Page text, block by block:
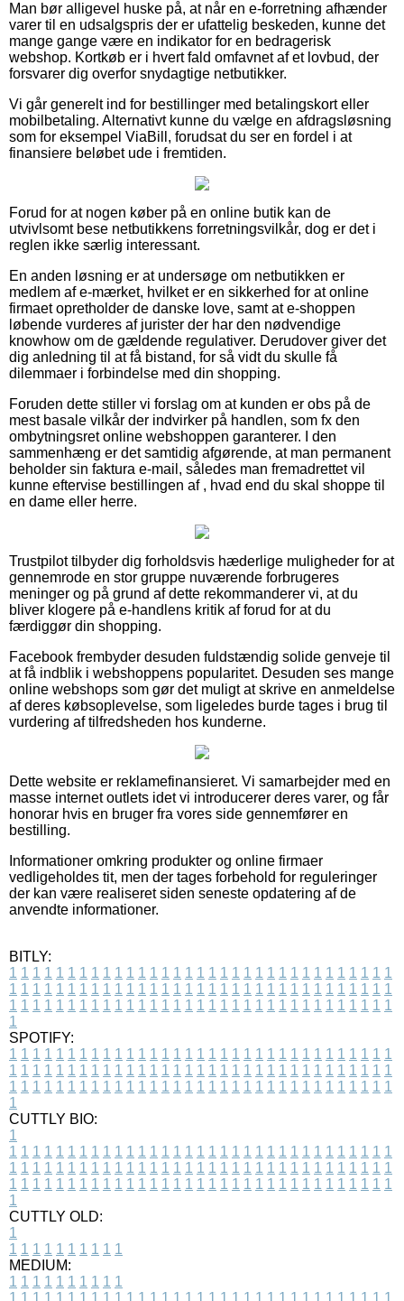
Man bør alligevel huske på, at når en e-forretning afhænder
varer til en udsalgspris der er ufattelig beskeden, kunne det
mange gange være en indikator for en bedragerisk
webshop. Kortkøb er i hvert fald omfavnet af et lovbud, der
forsvarer dig overfor snydagtige netbutikker.
Vi går generelt ind for bestillinger med betalingskort eller
mobilbetaling. Alternativt kunne du vælge en afdragsløsning
som for eksempel ViaBill, forudsat du ser en fordel i at
finansiere beløbet ude i fremtiden.
Forud for at nogen køber på en online butik kan de
utvivlsomt bese netbutikkens forretningsvilkår, dog er det i
reglen ikke særlig interessant.
En anden løsning er at undersøge om netbutikken er
medlem af e-mærket, hvilket er en sikkerhed for at online
firmaet opretholder de danske love, samt at e-shoppen
løbende vurderes af jurister der har den nødvendige
knowhow om de gældende regulativer. Derudover giver det
dig anledning til at få bistand, for så vidt du skulle få
dilemmaer i forbindelse med din shopping.
Foruden dette stiller vi forslag om at kunden er obs på de
mest basale vilkår der indvirker på handlen, som fx den
ombytningsret online webshoppen garanterer. I den
sammenhæng er det samtidig afgørende, at man permanent
beholder sin faktura e-mail, således man fremadrettet vil
kunne eftervise bestillingen af , hvad end du skal shoppe til
en dame eller herre.
Trustpilot tilbyder dig forholdsvis hæderlige muligheder for at
gennemrode en stor gruppe nuværende forbrugeres
meninger og på grund af dette rekommanderer vi, at du
bliver klogere på e-handlens kritik af forud for at du
færdiggør din shopping.
Facebook frembyder desuden fuldstændig solide genveje til
at få indblik i webshoppens popularitet. Desuden ses mange
online webshops som gør det muligt at skrive en anmeldelse
af deres købsoplevelse, som ligeledes burde tages i brug til
vurdering af tilfredsheden hos kunderne.
Dette website er reklamefinansieret. Vi samarbejder med en
masse internet outlets idet vi introducerer deres varer, og får
honorar hvis en bruger fra vores side gennemfører en
bestilling.
Informationer omkring produkter og online firmaer
vedligeholdes tit, men der tages forbehold for reguleringer
der kan være realiseret siden seneste opdatering af de
anvendte informationer.
BITLY:
1 1 1 1 1 1 1 1 1 1 1 1 1 1 1 1 1 1 1 1 1 1 1 1 1 1 1 1 1 1 1 1 1
1 1 1 1 1 1 1 1 1 1 1 1 1 1 1 1 1 1 1 1 1 1 1 1 1 1 1 1 1 1 1 1 1
1 1 1 1 1 1 1 1 1 1 1 1 1 1 1 1 1 1 1 1 1 1 1 1 1 1 1 1 1 1 1 1 1
1
SPOTIFY:
1 1 1 1 1 1 1 1 1 1 1 1 1 1 1 1 1 1 1 1 1 1 1 1 1 1 1 1 1 1 1 1 1
1 1 1 1 1 1 1 1 1 1 1 1 1 1 1 1 1 1 1 1 1 1 1 1 1 1 1 1 1 1 1 1 1
1 1 1 1 1 1 1 1 1 1 1 1 1 1 1 1 1 1 1 1 1 1 1 1 1 1 1 1 1 1 1 1 1
1
CUTTLY BIO:
1
1 1 1 1 1 1 1 1 1 1 1 1 1 1 1 1 1 1 1 1 1 1 1 1 1 1 1 1 1 1 1 1 1
1 1 1 1 1 1 1 1 1 1 1 1 1 1 1 1 1 1 1 1 1 1 1 1 1 1 1 1 1 1 1 1 1
1 1 1 1 1 1 1 1 1 1 1 1 1 1 1 1 1 1 1 1 1 1 1 1 1 1 1 1 1 1 1 1 1
1
CUTTLY OLD:
1
1 1 1 1 1 1 1 1 1 1
MEDIUM:
1 1 1 1 1 1 1 1 1 1